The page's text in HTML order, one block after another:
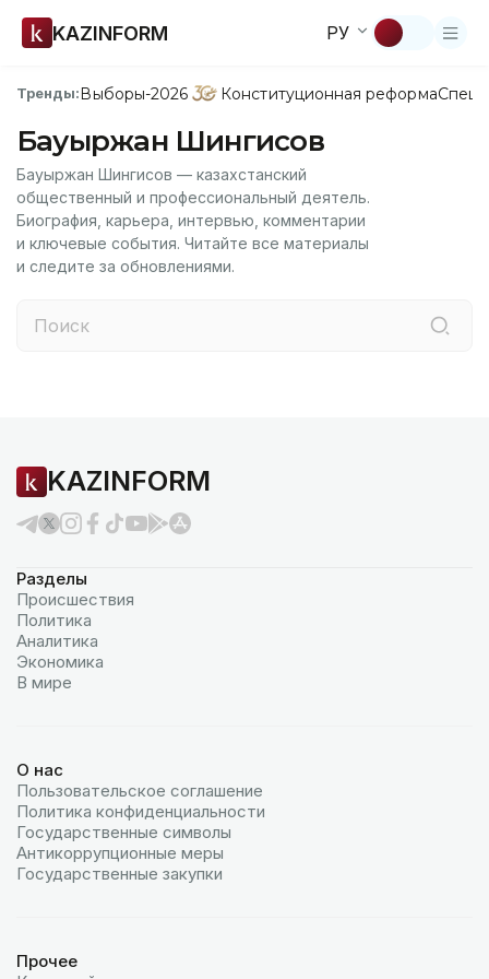
KAZINFORM РУ
Тренды:Выборы-2026 Конституционная реформа
Бауыржан Шингисов
Бауыржан Шингисов — казахстанский
общественный и профессиональный деятель.
Биография, карьера, интервью, комментарии
и ключевые события. Читайте все материалы
и следите за обновлениями.
KAZINFORM
Разделы
Происшествия
Политика
Аналитика
Экономика
В мире
О нас
Пользовательское соглашение
Политика конфиденциальности
Государственные символы
Антикоррупционные меры
Государственные закупки
Прочее